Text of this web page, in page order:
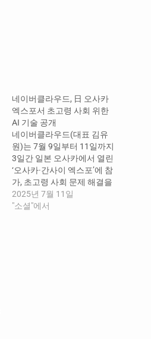
네이버클라우드, 日 오사카
엑스포서 초고령 사회 위한
AI 기술 공개
네이버클라우드(대표 김유
원)는 7월 9일부터 11일까지
3일간 일본 오사카에서 열린
‘오사카·간사이 엑스포’에 참
가, 초고령 사회 문제 해결을
위한 AI 및 디지털트윈 기술
기반의 디지털 복지 모델을
2025년 7월 11일
"소셜"에서